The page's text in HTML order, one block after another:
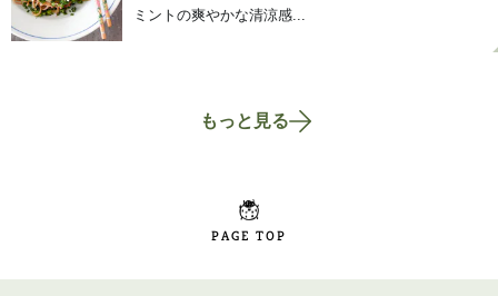
ミントの爽やかな清涼感...
もっと見る
PAGE TOP